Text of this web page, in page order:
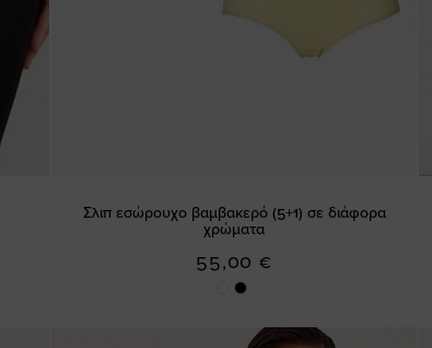
Σλιπ εσώρουχο βαμβακερό (5+1) σε διάφορα
χρώματα
55,00 €